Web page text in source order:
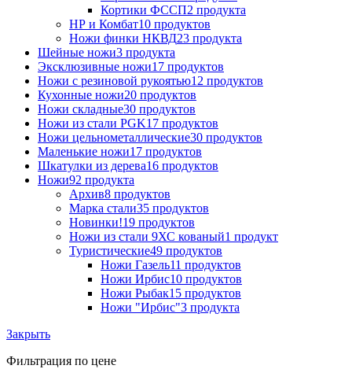
Кортики ФССП2 продукта
НР и Комбат10 продуктов
Ножи финки НКВД23 продукта
Шейные ножи3 продукта
Эксклюзивные ножи17 продуктов
Ножи с резиновой рукоятью12 продуктов
Кухонные ножи20 продуктов
Ножи складные30 продуктов
Ножи из стали PGK17 продуктов
Ножи цельнометаллические30 продуктов
Маленькие ножи17 продуктов
Шкатулки из дерева16 продуктов
Ножи92 продукта
Архив8 продуктов
Марка стали35 продуктов
Новинки!19 продуктов
Ножи из стали 9ХС кованый1 продукт
Туристические49 продуктов
Ножи Газель11 продуктов
Ножи Ирбис10 продуктов
Ножи Рыбак15 продуктов
Ножи "Ирбис"3 продукта
Закрыть
Фильтрация по цене